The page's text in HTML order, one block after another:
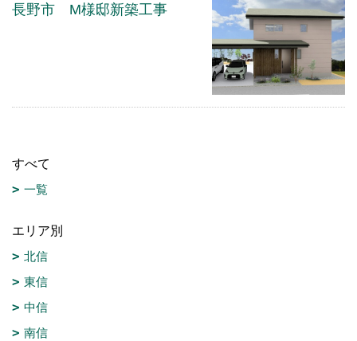
長野市 M様邸新築工事
すべて
一覧
エリア別
北信
東信
中信
南信